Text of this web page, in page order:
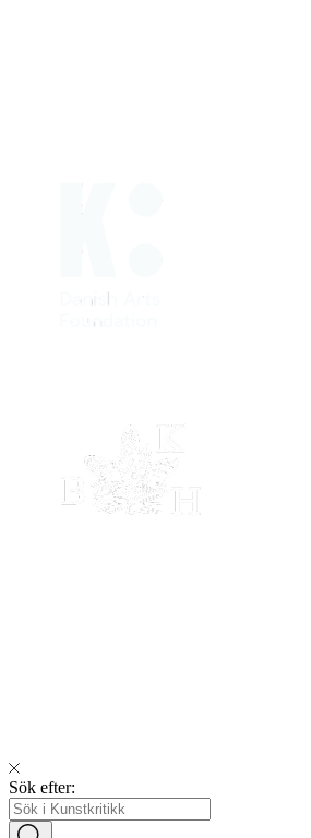
Sök efter: